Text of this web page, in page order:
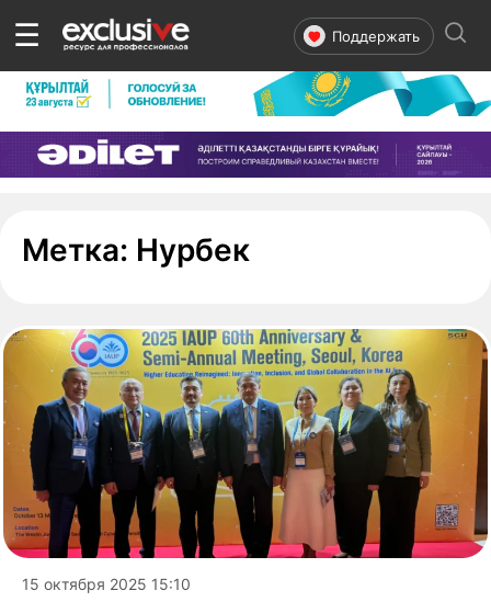
☰ Поддержать
Метка: Нурбек- страница 1
15 октября 2025 15:10